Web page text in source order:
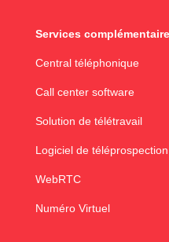
Services
Central téléphonique
Call center software
Solution de télétravail
Logiciel de téléprospection
WebRTC
Numéro Virtuel